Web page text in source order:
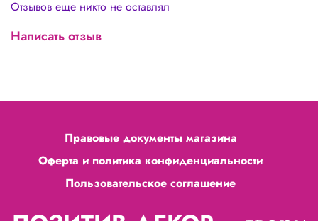
Отзывов еще никто не оставлял
Написать отзыв
Правовые документы магазина
Оферта и политика конфиденциальности
Пользовательское соглашение